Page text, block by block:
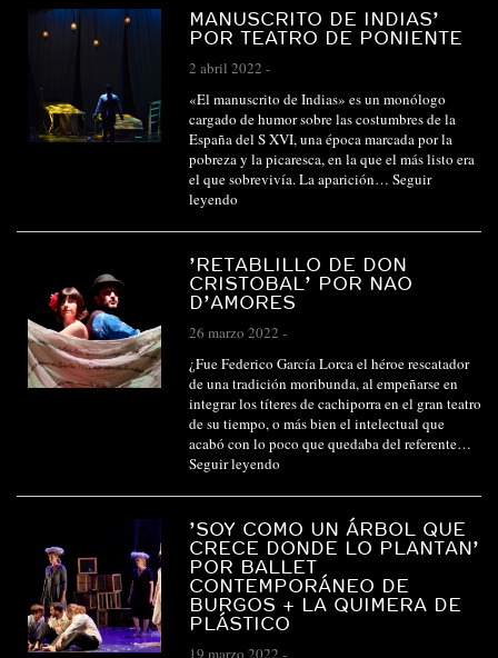
MANUSCRITO DE INDIAS’
POR TEATRO DE PONIENTE
2 abril 2022 -
«El manuscrito de Indias» es un monólogo
cargado de humor sobre las costumbres de la
España del S XVI, una época marcada por la
pobreza y la picaresca, en la que el más listo era
el que sobrevivía. La aparición… Seguir
leyendo
’RETABLILLO DE DON
CRISTOBAL’ POR NAO
D’AMORES
26 marzo 2022 -
¿Fue Federico García Lorca el héroe rescatador
de una tradición moribunda, al empeñarse en
integrar los títeres de cachiporra en el gran teatro
de su tiempo, o más bien el intelectual que
acabó con lo poco que quedaba del referente…
Seguir leyendo
’SOY COMO UN ÁRBOL QUE
CRECE DONDE LO PLANTAN’
POR BALLET
CONTEMPORÁNEO DE
BURGOS + LA QUIMERA DE
PLÁSTICO
19 marzo 2022 -